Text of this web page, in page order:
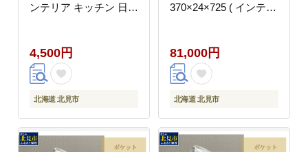
ンテリア キッチン 日用
4,500円
北海道 北見市
370×24×725 ( インテリ
81,000円
北海道 北見市